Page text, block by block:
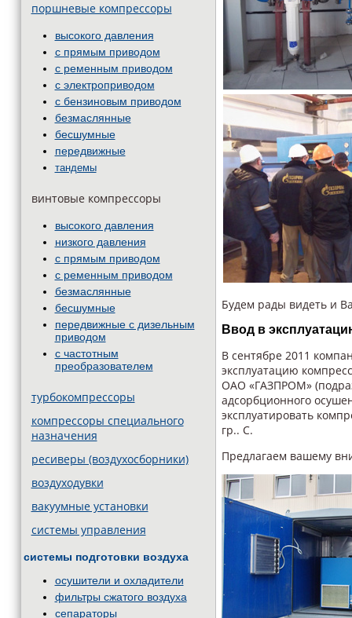
поршневые компрессоры
высокого давления
с прямым приводом
с ременным приводом
с электроприводом
с бензиновым приводом
безмаслянные
бесшумные
передвижные
тандемы
винтовые компрессоры
высокого давления
низкого давления
с прямым приводом
с ременным приводом
безмаслянные
бесшумные
передвижные c дизельным
приводом
с частотным
преобразователем
турбокомпрессоры
компрессоры специального
назначения
ресиверы (воздухосборники)
воздуходувки
вакуумные установки
системы управления
системы подготовки воздуха
осушители и охладители
фильтры сжатого воздуха
сепараторы
Будем рады видеть и
Ввод в
В сентябре 2011
эксплуатацию
ОАО «ГАЗПРОМ»
адсорбционного
эксплуатировать
гр.. С.
Предлагаем вашему